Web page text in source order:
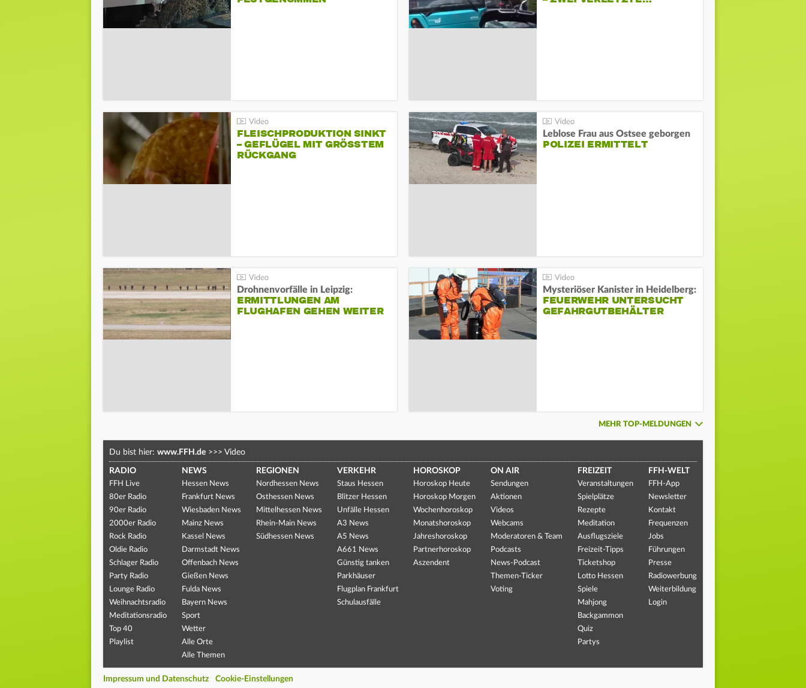
FLEISCHPRODUKTION SINKT
– GEFLÜGEL MIT GRÖSSTEM R
ÜCKGANG
Leblose Frau aus Ostsee geborgen
POLIZEI ERMITTELT
Drohnenvorfälle in Leipzig:
ERMITTLUNGEN AM
FLUGHAFEN GEHEN WEITER
Mysteriöser Kanister in Heidelberg:
FEUERWEHR UNTERSUCHT
GEFAHRGUTBEHÄLTER
MEHR TOP-MELDUNGEN
Du bist hier: www.FFH.de >>> Video
RADIO
FFH Live
80er Radio
90er Radio
2000er Radio
Rock Radio
Oldie Radio
Schlager Radio
Party Radio
Lounge Radio
Weihnachtsradio
Meditationsradio
Top 40
Playlist
NEWS
Hessen News
Frankfurt News
Wiesbaden News
Mainz News
Kassel News
Darmstadt News
Offenbach News
Gießen News
Fulda News
Bayern News
Sport
Wetter
Alle Orte
Alle Themen
REGIONEN
Nordhessen News
Osthessen News
Mittelhessen News
Rhein-Main News
Südhessen News
VERKEHR
Staus Hessen
Blitzer Hessen
Unfälle Hessen
A3 News
A5 News
A661 News
Günstig tanken
Parkhäuser
Flugplan Frankfurt
Schulausfälle
HOROSKOP
Horoskop Heute
Horoskop Morgen
Wochenhoroskop
Monatshoroskop
Jahreshoroskop
Partnerhoroskop
Aszendent
ON AIR
Sendungen
Aktionen
Videos
Webcams
Moderatoren & Team
Podcasts
News-Podcast
Themen-Ticker
Voting
FREIZEIT
Veranstaltungen
Spielplätze
Rezepte
Meditation
Ausflugsziele
Freizeit-Tipps
Ticketshop
Lotto Hessen
Spiele
Mahjong
Backgammon
Quiz
Partys
FFH-WELT
FFH-App
Newsletter
Kontakt
Frequenzen
Jobs
Führungen
Presse
Radiowerbung
Weiterbildung
Login
Impressum und Datenschutz Cookie-Einstellungen